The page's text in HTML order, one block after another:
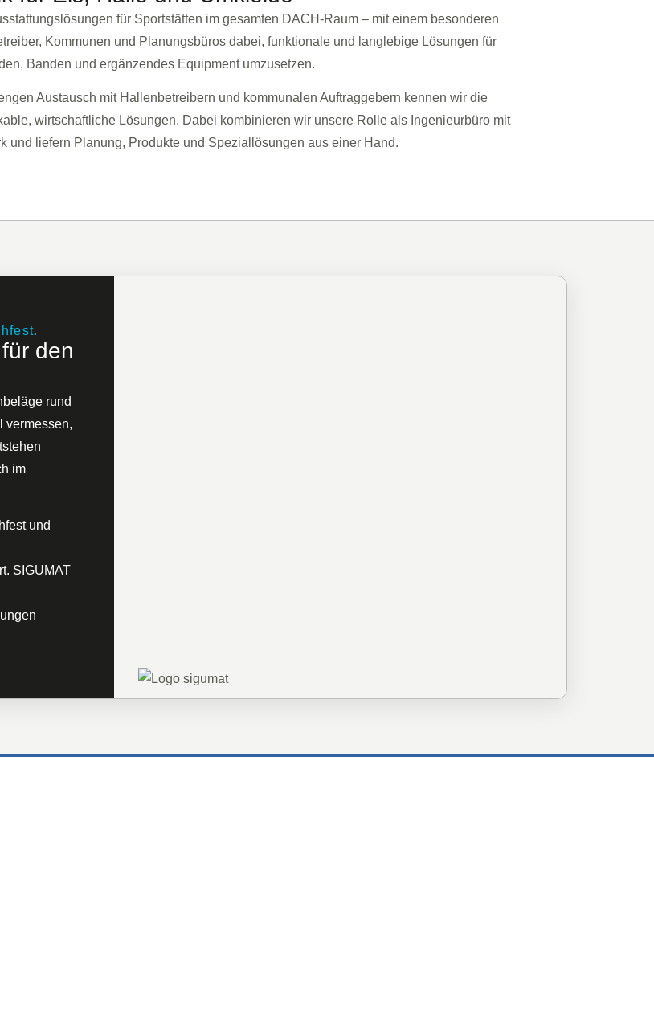
für Sportstätten im gesamten DACH-Raum – mit einem besonderen
Kommunen und Planungsbüros dabei, funktionale und langlebige Lösungen für
Banden und ergänzendes Equipment umzusetzen.
Austausch mit Hallenbetreibern und kommunalen Auftraggebern kennen wir die
wirtschaftliche Lösungen. Dabei kombinieren wir unsere Rolle als Ingenieurbüro mit
und liefern Planung, Produkte und Speziallösungen aus einer Hand.
den
rund
vermessen,
im
und
SIGUMAT